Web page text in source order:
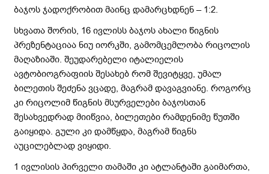
ბაჯოს ჯადოქრობით მაინც დამარცხდნენ – 1:2.
სხვათა შორის, 16 ივლისს ბაჯოს ახალი წიგნის
პრეზენტაციაა ნიუ იორკში, გამომცემლობა რიცოლის
მაღაზიაში. შეუდარებელი იტალიელის
ავტობიოგრაფიის შესახებ რომ შევიტყვე, უმალ
ბილეთის შეძენა ვცადე, მაგრამ დავაგვიანე. როგორც
კი რიცოლიმ წიგნის მსურველები ბაჯოსთან
შესახვედრად მიიწვია, ბილეთები რამდენიმე წუთში
გაიყიდა. გული კი დამწყდა, მაგრამ წიგნს
აუცილებლად ვიყიდი.
1 ივლისის პირველი თამაში კი ატლანტაში გაიმართა,